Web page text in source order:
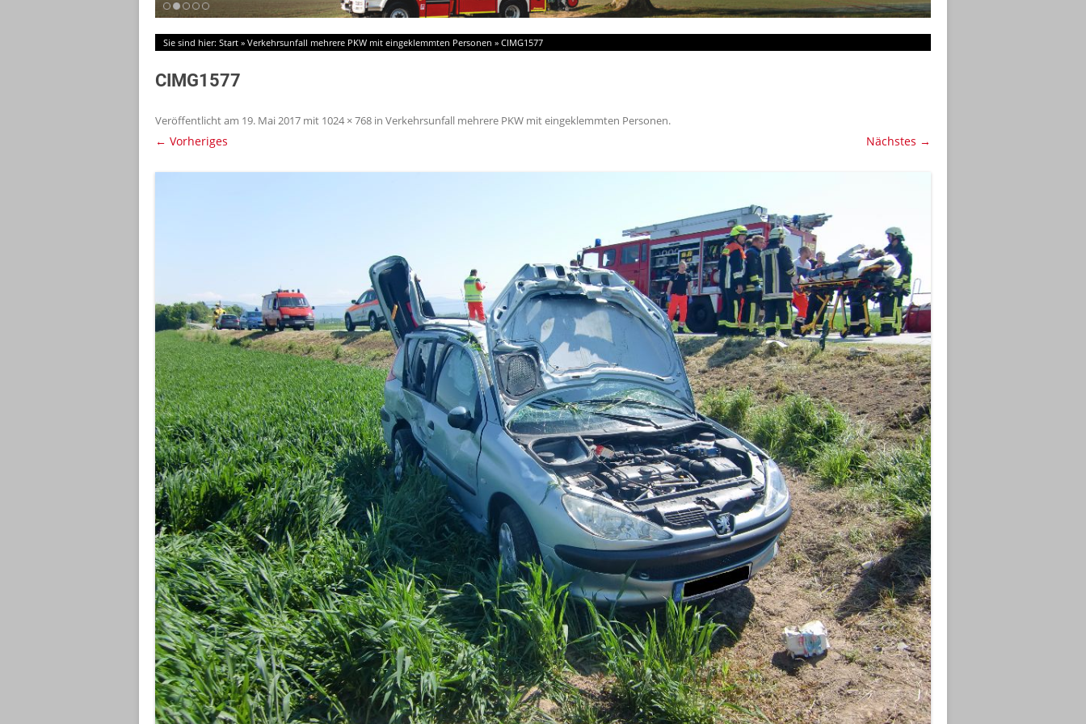
Sie sind hier: Start » Verkehrsunfall mehrere PKW mit eingeklemmten Personen » CIMG1577
CIMG1577
Veröffentlicht am 19. Mai 2017 mit 1024 × 768 in Verkehrsunfall mehrere PKW mit eingeklemmten Personen.
← Vorheriges Nächstes →